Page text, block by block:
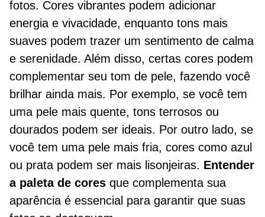
fotos. Cores vibrantes podem adicionar
energia e vivacidade, enquanto tons mais
suaves podem trazer um sentimento de calma
e serenidade. Além disso, certas cores podem
complementar seu tom de pele, fazendo você
brilhar ainda mais. Por exemplo, se você tem
uma pele mais quente, tons terrosos ou
dourados podem ser ideais. Por outro lado, se
você tem uma pele mais fria, cores como azul
ou prata podem ser mais lisonjeiras. Entender
a paleta de cores que complementa sua
aparência é essencial para garantir que suas